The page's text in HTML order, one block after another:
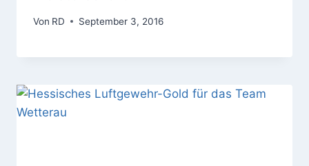
Von RD September 3, 2016